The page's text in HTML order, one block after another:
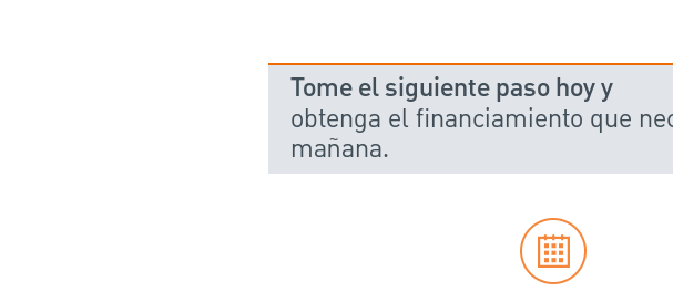
Tome el siguiente paso hoy y
obtenga el financiamiento que
mañana.